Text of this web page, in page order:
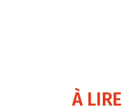
À LIRE